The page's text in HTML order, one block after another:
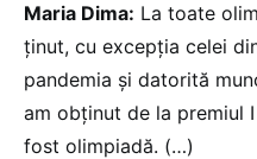
Maria Dima: La toate
ținut, cu excepția celei
pandemia și datorită
am obținut de la premiul
fost olimpiadă. (…)